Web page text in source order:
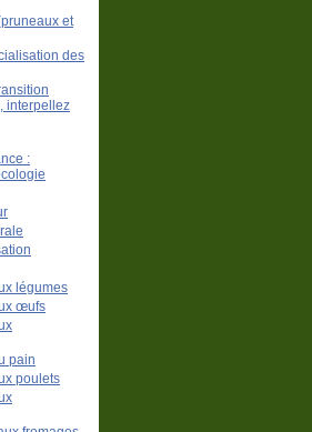
et
des
interpellez
:
légumes
œufs
pain
poulets